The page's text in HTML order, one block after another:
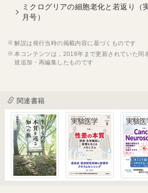
ミクログリアの細胞老化と若返り（
月号）
解説は発行当時の掲載内容に基づくものです
本コンテンツは，2018年まで更新されていた同
規追加・再編集したものです
関連書籍